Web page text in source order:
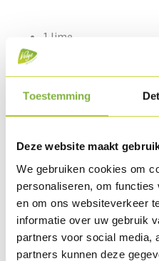
Toestemming
Deze website maakt
We gebruiken cookies om
personaliseren, om
en om ons websiteverkeer
informatie over uw gebruik
partners voor social media,
partners kunnen deze
1 lime
10 cl good olive oil
½ teaspoon xantana
Pepper & salt
Preparation
Put the quinoa all together
stock over it. Boil the quinoa
pointed sieve. Allow it to